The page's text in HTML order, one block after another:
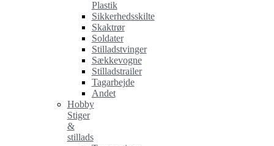
Plastik
Sikkerhedsskilte
Skaktrør
Soldater
Stilladstvinger
Sækkevogne
Stilladstrailer
Tagarbejde
Andet
Hobby
Stiger
&
stillads